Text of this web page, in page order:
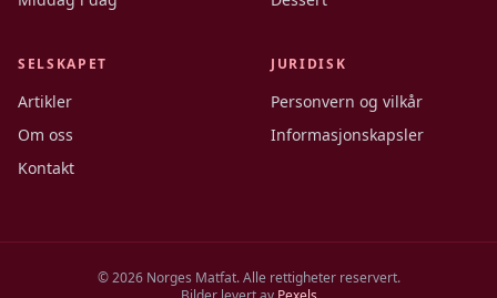
SELSKAPET
Artikler
Om oss
Kontakt
JURIDISK
Personvern og vilkår
Informasjonskapsler
©2026Norges Matfat. Alle rettigheter reservert.